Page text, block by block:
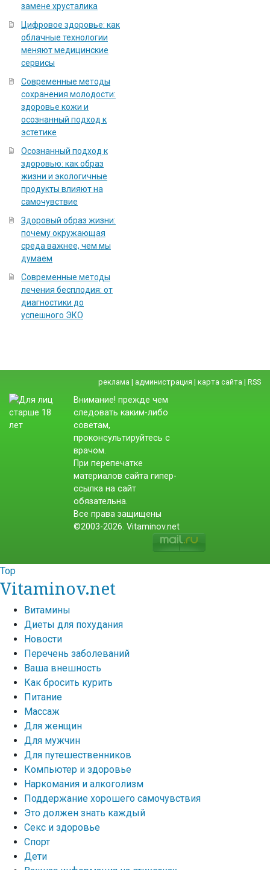
замене хрусталика
Цифровое здоровье: как
облачные технологии
меняют медицинские
сервисы
Современные методы
сохранения молодости:
здоровье кожи и
осознанный подход к
эстетике
Осознанный подход к
здоровью: как образ
жизни и экологичные
продукты влияют на
самочувствие
Здоровый образ жизни:
почему окружающая
среда важнее, чем мы
думаем
Современные методы
лечения бесплодия: от
диагностики до
успешного ЭКО
реклама | администрация | карта сайта | RSS
Внимание! прежде чем
следовать каким-либо
советам,
проконсультируйтесь с
врачом.
При перепечатке
материалов сайта гипер-
ссылка на сайт
обязательна.
Все права защищены
©2003-2026. Vitaminov.net
Top
Vitaminov.net
Витамины
Диеты для похудания
Новости
Перечень заболеваний
Ваша внешность
Как бросить курить
Питание
Массаж
Для женщин
Для мужчин
Для путешественников
Компьютер и здоровье
Наркомания и алкоголизм
Поддержание хорошего самочувствия
Это должен знать каждый
Секс и здоровье
Спорт
Дети